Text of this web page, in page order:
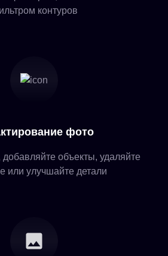
контуров
фото
объекты, удаляйте
или улучшайте детали